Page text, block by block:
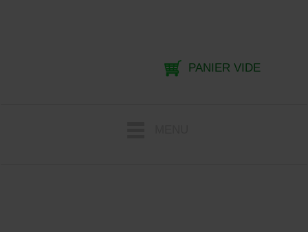
PANIER VIDE